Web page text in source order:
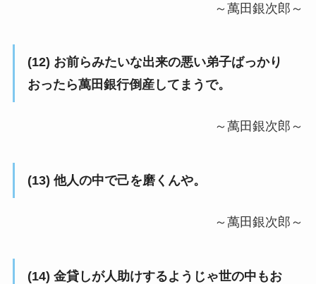
～萬田銀次郎～
(12) お前らみたいな出来の悪い弟子ばっかり
おったら萬田銀行倒産してまうで。
～萬田銀次郎～
(13) 他人の中で己を磨くんや。
～萬田銀次郎～
(14) 金貸しが人助けするようじゃ世の中もお